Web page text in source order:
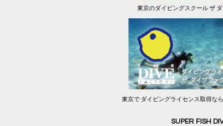
東京のダイビングスクール ザ
東京で ダイビングライセンス取得な
SUPER FISH